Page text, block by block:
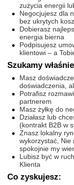
zużycia energii
Negocjujesz dla
bez ukrytych
Dobierasz
energia bierna
Podpisujesz
klientowi – a
Szukamy
Masz
doświadczenia,
Potrafisz
partnerem
Masz żyłkę do
Działasz lub
(kontrakt B2B w
Znasz lokalny
wykorzystać, Nie
spokojnie my
Lubisz być w
Klienta
Co zyskujesz: